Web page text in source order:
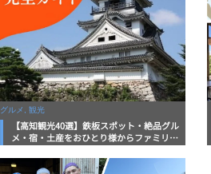
グルメ, 観光
【高知観光40選】鉄板スポット・絶品グル
メ・宿・土産をおひとり様からファミリー